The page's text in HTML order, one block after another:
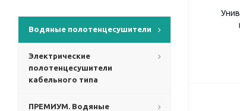
Водяные полотенцесушители
Электрические
полотенцесушители
кабельного типа
ПРЕМИУМ. Водяные